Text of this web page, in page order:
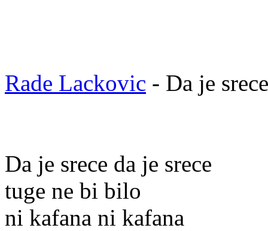
Rade Lackovic - Da je srece
Da je srece da je srece
tuge ne bi bilo
ni kafana ni kafana